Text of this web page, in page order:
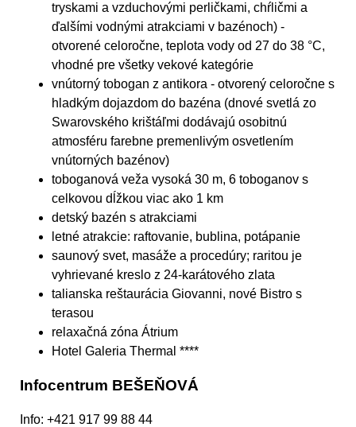
tryskami a vzduchovými perličkami, chŕličmi a
ďalšími vodnými atrakciami v bazénoch) -
otvorené celoročne, teplota vody od 27 do 38 °C,
vhodné pre všetky vekové kategórie
vnútorný tobogan z antikora - otvorený celoročne s
hladkým dojazdom do bazéna (dnové svetlá zo
Swarovského krištáľmi dodávajú osobitnú
atmosféru farebne premenlivým osvetlením
vnútorných bazénov)
toboganová veža vysoká 30 m, 6 toboganov s
celkovou dĺžkou viac ako 1 km
detský bazén s atrakciami
letné atrakcie: raftovanie, bublina, potápanie
saunový svet, masáže a procedúry; raritou je
vyhrievané kreslo z 24-karátového zlata
talianska reštaurácia Giovanni, nové Bistro s
terasou
relaxačná zóna Átrium
Hotel Galeria Thermal ****
Infocentrum BEŠEŇOVÁ
Info: +421 917 99 88 44